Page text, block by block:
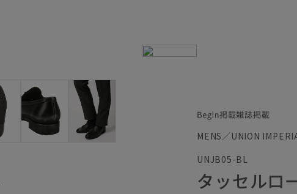
MENS／UNION
UNJB05-BL
タッセルロ